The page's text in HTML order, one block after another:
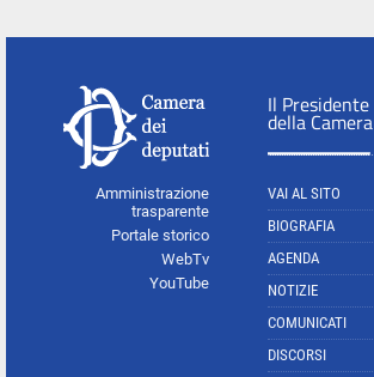
Amministrazione
trasparente
Portale storico
WebTv
YouTube
Il Presidente
della Camera
VAI AL SITO
BIOGRAFIA
AGENDA
NOTIZIE
COMUNICATI
DISCORSI